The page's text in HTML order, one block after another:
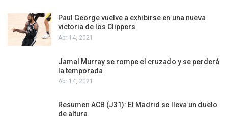
Paul George vuelve a exhibirse en una nueva
victoria de los Clippers
Abr 14, 2021
Jamal Murray se rompe el cruzado y se perderá
la temporada
Abr 14, 2021
Resumen ACB (J31): El Madrid se lleva un duelo
de altura